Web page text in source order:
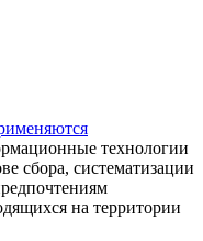
технологии
сбора, систематизации
на территории